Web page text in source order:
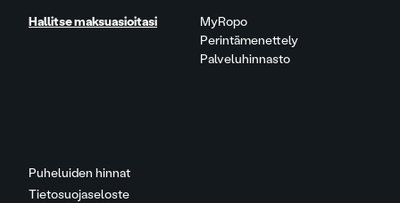
Puheluiden hinnat
Tietosuojaseloste
Hallitse maksuasioitasi
MyRopo
Perintämenettely
Palveluhinnasto